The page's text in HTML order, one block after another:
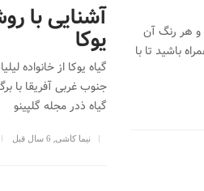
و هر رنگ آن
باشید تا با
آشنایی با
یوکا
گیاه یوکا از خانواده
جنوب غربی آفریقا با
گیاه ذدر مجله گلپینو
نیما کاشی, 6 سال قبل